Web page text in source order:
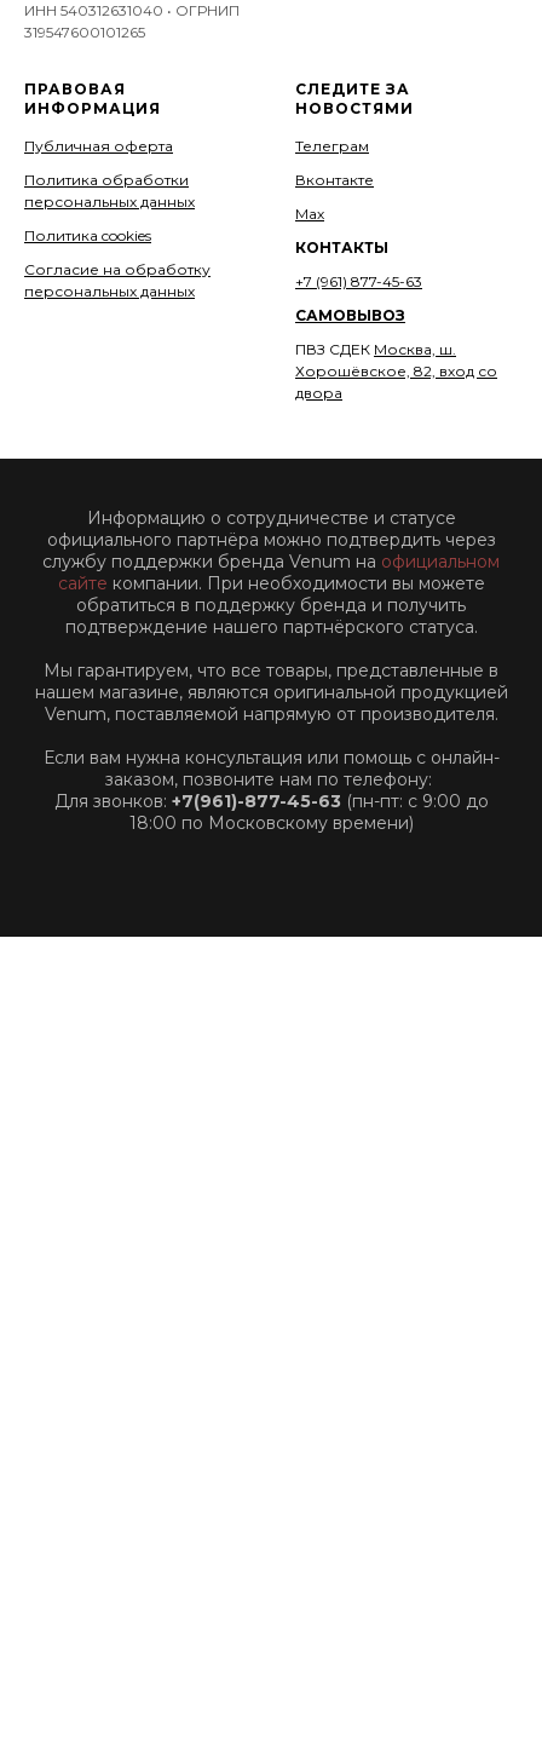
ИНН 540312631040 • ОГРНИП
319547600101265
ПРАВОВАЯ
ИНФОРМАЦИЯ
Публичная оферта
Политика обработки
персональных данных
Политика cookies
Согласие на обработку
персональных данных
СЛЕДИТЕ ЗА
НОВОСТЯМИ
Телеграм
Вконтакте
Мах
КОНТАКТЫ
+7 (961) 877-45-63
САМОВЫВОЗ
ПВЗ СДЕК Москва, ш.
Хорошёвское, 82, вход со
двора
Информацию о сотрудничестве и статусе
официального партнёра можно подтвердить через
службу поддержки бренда Venum на официальном
сайте компании. При необходимости вы можете
обратиться в поддержку бренда и получить
подтверждение нашего партнёрского статуса.
Мы гарантируем, что все товары, представленные в
нашем магазине, являются оригинальной продукцией
Venum, поставляемой напрямую от производителя.
Если вам нужна консультация или помощь с онлайн-
заказом, позвоните нам по телефону:
Для звонков: +7(961)-877-45-63 (пн-пт: с 9:00 до
18:00 по Московскому времени)